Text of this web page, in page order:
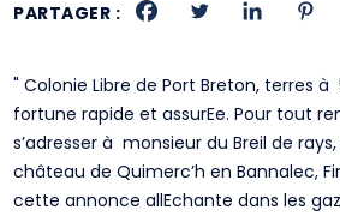
PARTAGER :
" Colonie Libre de Port Breton, terres à
fortune rapide et assurEe. Pour tout
s’adresser à monsieur du Breil de
château de Quimerc’h en Bannalec,
cette annonce allEchante dans les